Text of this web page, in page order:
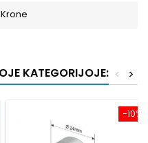
Krone
KATEGORIJOJE: >
<
−10%